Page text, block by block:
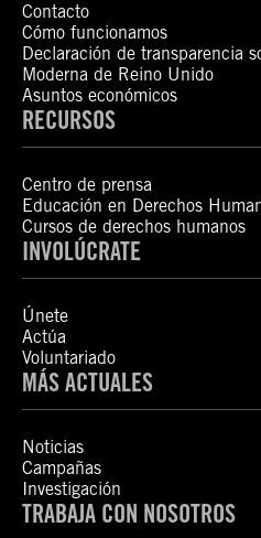
Contacto
Cómo funcionamos
Declaración de transparencia
Moderna de Reino Unido
Asuntos económicos
RECURSOS
Centro de prensa
Educación en Derechos
Cursos de derechos humanos
INVOLÚCRATE
Únete
Actúa
Voluntariado
MÁS ACTUALES
Noticias
Campañas
Investigación
TRABAJA CON NOSOTROS